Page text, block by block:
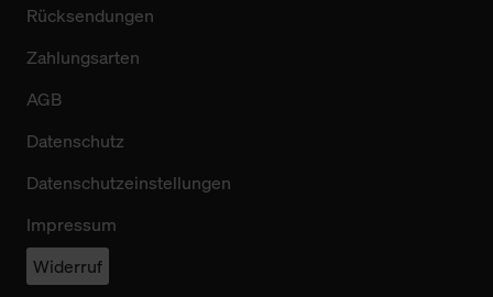
Rücksendungen
Zahlungsarten
AGB
Datenschutz
Datenschutzeinstellungen
Impressum
Widerruf